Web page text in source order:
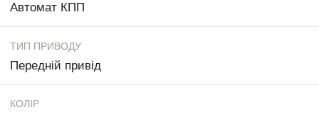
Автомат КПП
ТИП ПРИВОДУ
Передній привід
КОЛІР